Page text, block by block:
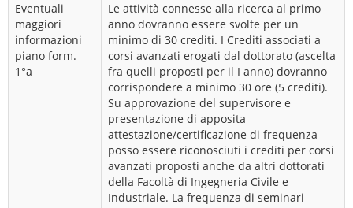
Eventuali
maggiori
informazioni
piano form.
1°a
Le attività connesse alla ricerca al primo
anno dovranno essere svolte per un
minimo di 30 crediti. I Crediti associati a
corsi avanzati erogati dal dottorato (ascelta
fra quelli proposti per il I anno) dovranno
corrispondere a minimo 30 ore (5 crediti).
Su approvazione del supervisore e
presentazione di apposita
attestazione/certificazione di frequenza
posso essere riconosciuti i crediti per corsi
avanzati proposti anche da altri dottorati
della Facoltà di Ingegneria Civile e
Industriale. La frequenza di seminari